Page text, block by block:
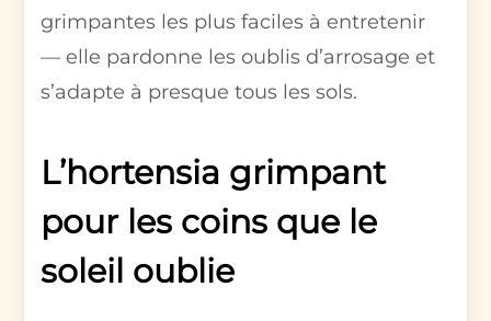
grimpantes les plus faciles à entretenir
— elle pardonne les oublis d’arrosage et
s’adapte à presque tous les sols.
L’hortensia grimpant
pour les coins que le
soleil oublie